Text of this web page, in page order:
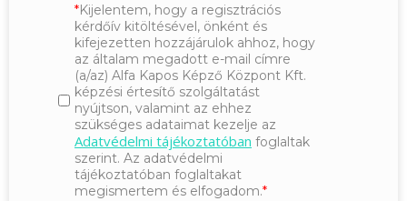
Kijelentem, hogy a regisztrációs
kérdőív kitöltésével, önként és
kifejezetten hozzájárulok ahhoz, hogy
az általam megadott e-mail címre
(a/az) Alfa Kapos Képző Központ Kft.
képzési értesítő szolgáltatást
nyújtson, valamint az ehhez
szükséges adataimat kezelje az
Adatvédelmi tájékoztatóban foglaltak
szerint. Az adatvédelmi
tájékoztatóban foglaltakat
megismertem és elfogadom.